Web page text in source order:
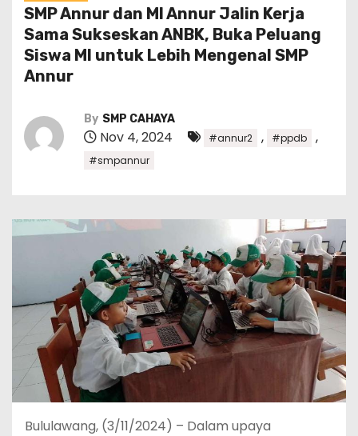
SMP Annur dan MI Annur Jalin Kerja
Sama Sukseskan ANBK, Buka Peluang
Siswa MI untuk Lebih Mengenal SMP
Annur
By SMP CAHAYA
Nov 4, 2024 #annur2 , #ppdb ,
#smpannur
Bululawang, (3/11/2024) – Dalam upaya